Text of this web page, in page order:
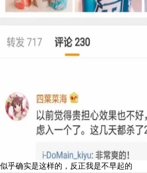
似乎确实是这样的，反正我是不早起的